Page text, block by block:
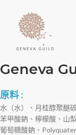
Geneva
原料 :
水（水）、月桂醇聚醚
苯甲酸鈉、檸檬酸、山
葡萄糖酸鈉、